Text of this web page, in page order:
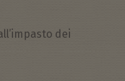
dei